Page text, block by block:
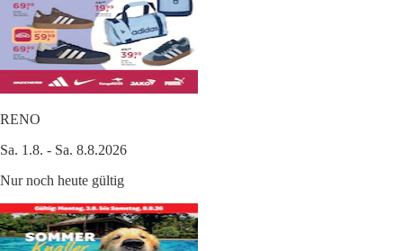
RENO
Sa. 1.8. - Sa. 8.8.2026
Nur noch heute gültig